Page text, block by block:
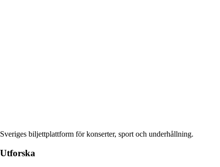
Sveriges biljettplattform för konserter, sport och underhållning.
Utforska